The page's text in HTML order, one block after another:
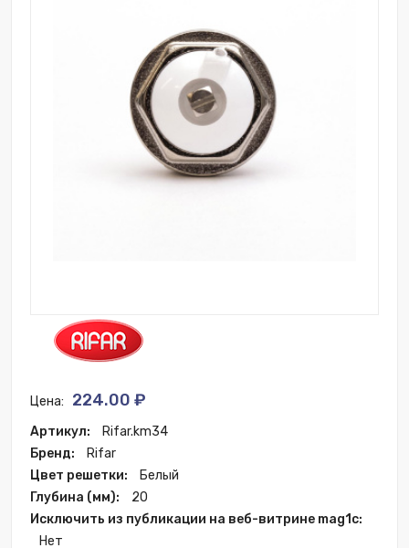
Цена: 224.00 ₽
Артикул:
Rifar.km34
Бренд:
Rifar
Цвет решетки:
Белый
Глубина (мм):
20
Исключить из публикации на веб-витрине mag1c:
Нет